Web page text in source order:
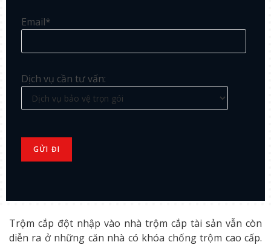
Email*
Dịch vụ cần tư vấn:
Trộm cắp đột nhập vào nhà trộm cắp tài sản vẫn còn
diễn ra ở những căn nhà có khóa chống trộm cao cấp.